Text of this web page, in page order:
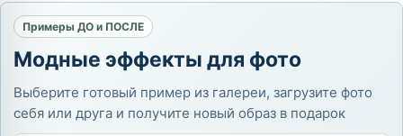
Примеры ДО и ПОСЛЕ
Модные эффекты для фото
Выберите готовый пример из галереи, загрузите фото
себя или друга и получите новый образ в подарок